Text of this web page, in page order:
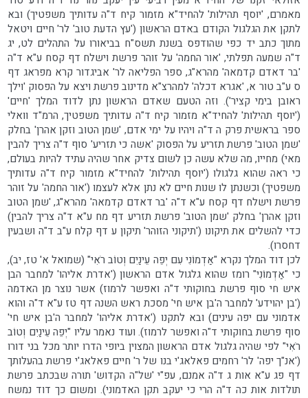
מאמרם, 'יוסף תהילות' להחיד"א מזמור קיח ד"ה עדותיך משפטיך) ובא
לתקן את הגלגול הקודם באדם הראשון ('עץ הדעת טוב' לר' חיים ויטאל
מתוך כתב יד כפי שהודפס בשנת תשס"ח בביאורו על התהלים לט, יג
ד"ה שמעה תפלתי, 'אור החמה' על זוהר פרשת וישלח דף קסח ע"א ד"ה
'בר דאדם קדמאה' מהרא"ג, ספר הפליאה לר' אביגדור קרא מפראג דף
ס ע"ב טור א, 'אגרא דכלה' למהרצ"א מדינוב פרשת ויצא על הפסוק 'וילך
ראובן בימי קציר'). וזה הטעם שאדם הראשון נתן לדוד המלך 'חיים'
('יוסף תהילות' להחיד"א מזמור קיח ד"ה עדותיך משפטיך, הרמ"ד וואלי
ספר בראשית פרק ה ד"ה ויהיו על ימי אדם, 'שמן הטוב וזקן אהרן' בחלק
'שמן הטוב' פרשת תזריע על הפסוק 'אשה כי תזריע' סוף ד"ה צריך להבין
מאי) מחייו, מה שלא עשה כן לשום צדיק אחר שהיה עתיד להיות בעולם,
כי ראה שהוא גלגולו ('יוסף תהילות' להחיד"א מזמור קיח ד"ה עדותיך
משפטיך) וכשנתן לו שנות חיים לא נתן אלא לעצמו ('אור החמה' על זוהר
פרשת וישלח דף קסח ע"א ד"ה 'בר דאדם קדמאה' מהרא"ג, 'שמן הטוב
וזקן אהרן' בחלק 'שמן הטוב' פרשת תזריע דף מח ע"א ד"ה צריך להבין)
כדי להשלים את תיקונו ('תיקוני הזוהר' תיקון ע דף קלח ע"ב ד"ה ושבעין
דחסרו).
לכן דוד המלך נקרא "אַדְמוֹנִי עִם יְפֵה עֵינַיִם וְטוֹב רֹאִי" (שמואל א' טז, יב),
כי "אַדְמוֹנִי" רומז שהוא גלגול אדם הראשון ('אדרת אליהו' למחבר הבן
איש חי סוף פרשת בחוקותי ד"ה ואפשר לרמוז) אשר נוצר מן האדמה
('בן יהוידע' למחבר ה'בן איש חי' מסכת ראש השנה דף טז ע"א ד"ה והוא
אדמוני עם יפה עינים) ובא לתקנו ('אדרת אליהו' למחבר ה'בן איש חי'
סוף פרשת בחוקותי ד"ה ואפשר לרמוז). ועוד נאמר עליו "יְפֵה עֵינַיִם וְטוֹב
רֹאִי" לפי שהיה גלגול אדם הראשון המצוין ביופי הדרו יותר מכל בני דורו
('אנ"ך יפה' לר' רחמים פאלאג'י בנו של ר' חיים פאלאג'י פרשת בהעלותך
דף פג ע"א אות ג ד"ה אמנם, עפ"י 'של"ה הקדוש' תורה שבכתב פרשת
תולדות אות כה ד"ה הרי כי יעקב תקן האדמוני). ומשום כך דוד נמשח